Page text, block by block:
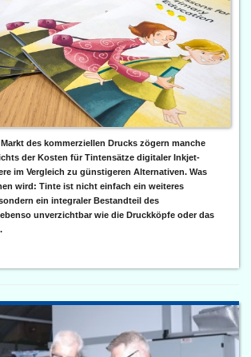
des kommerziellen Drucks zögern manche
der Kosten für Tintensätze digitaler Inkjet-
im Vergleich zu günstigeren Alternativen. Was
wird: Tinte ist nicht einfach ein weiteres
ein integraler Bestandteil des
unverzichtbar wie die Druckköpfe oder das